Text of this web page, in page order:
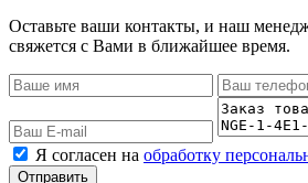
Оставьте ваши контакты, и наш
свяжется с Вами в ближайшее время.
Я согласен на обработку